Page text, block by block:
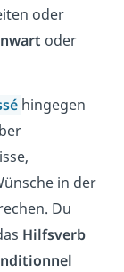
oder
oder
hingegen
in der
Du
Hilfsverb